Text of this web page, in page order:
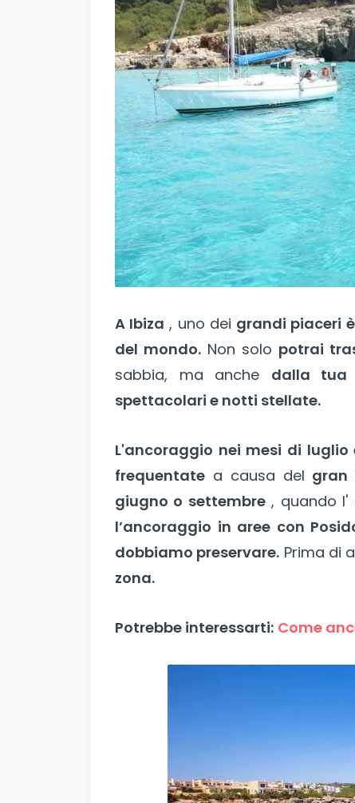
A Ibiza , uno dei grandi piaceri
del mondo. Non solo potrai
sabbia, ma anche dalla tua
spettacolari e notti stellate.
L'ancoraggio nei mesi di luglio
frequentate a causa del gran
giugno o settembre, quando l'
l’ancoraggio in aree con
dobbiamo preservare. Prima di
zona.
Potrebbe interessarti: Come